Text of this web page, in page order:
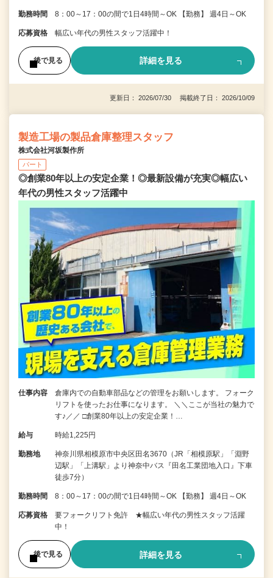
勤務時間 8：00～17：00の間で1日4時間～OK 【勤務】 週4日～OK
応募資格 幅広い年代の男性スタッフ活躍中！
後で見る 詳細を見る
更新日： 2026/07/30 掲載終了日： 2026/10/09
製造工場の製品倉庫整理スタッフ
株式会社河坂製作所
パート
◎創業80年以上の安定企業！◎最新設備が充実◎幅広い
年代の男性スタッフ活躍中
仕事内容
倉庫内での自動車部品などの管理をお願いします。 フォーク
リフトを使ったお仕事になります。 ＼＼ここが当社の魅力で
す♪／／ □創業80年以上の安定企業！…
給与 時給1,225円
勤務地
神奈川県相模原市中央区田名3670（JR「相模原駅」「淵野
辺駅」「上溝駅」より神奈中バス『田名工業団地入口』下車
徒歩7分）
勤務時間 8：00～17：00の間で1日4時間～OK 【勤務】 週4日～OK
応募資格
要フォークリフト免許 ★幅広い年代の男性スタッフ活躍
中！
後で見る 詳細を見る